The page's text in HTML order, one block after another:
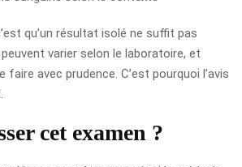
qu’un résultat isolé ne suffit pas
varier selon le laboratoire, et
faire avec prudence. C’est pourquoi l’avis
cet examen ?